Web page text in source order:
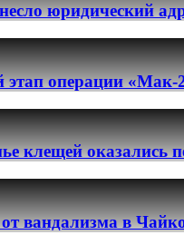
юридический
этап операции «Мак-
клещей оказались
вандализма в